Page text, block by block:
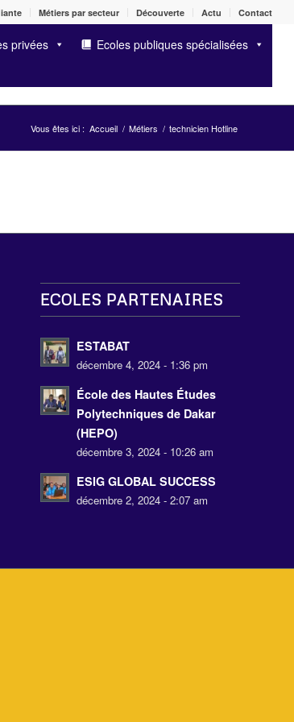
Métiers par secteur Découverte Actu Contact
privées Ecoles publiques spécialisées
Vous êtes ici : Accueil / Métiers / technicien Hotline
ECOLES PARTENAIRES
ESTABAT
décembre 4, 2024 - 1:36 pm
École des Hautes Études
Polytechniques de Dakar
(HEPO)
décembre 3, 2024 - 10:26 am
ESIG GLOBAL SUCCESS
décembre 2, 2024 - 2:07 am